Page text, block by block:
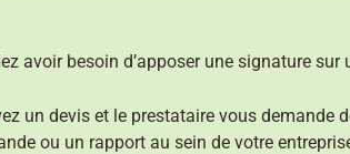
avoir besoin d’apposer une signature sur
un devis et le prestataire vous demande
ou un rapport au sein de votre